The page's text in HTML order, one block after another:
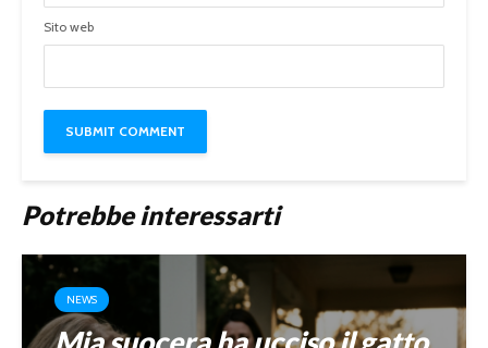
Sito web
Potrebbe interessarti
NEWS